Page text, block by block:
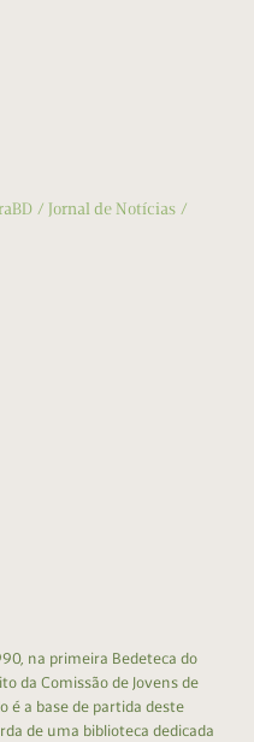
Jornal de Notícias
na primeira Bedeteca do
da Comissão de Jovens de
é a base de partida deste
de uma biblioteca dedicada